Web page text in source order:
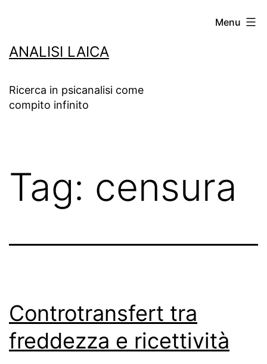
contenuto
ANALISI LAICA
Ricerca in psicanalisi come
compito infinito
Menu
Tag: censura
Controtransfert tra
freddezza e ricettività